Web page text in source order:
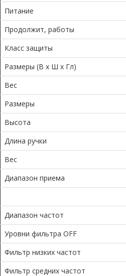
Питание
Продолжит, работы
Класс защиты
Размеры (В х Ш х Гл)
Вес
Размеры
Высота
Длина ручки
Вес
Диапазон приема
Диапазон частот
Уровни фильтра OFF
Фильтр низких частот
Фильтр средних частот